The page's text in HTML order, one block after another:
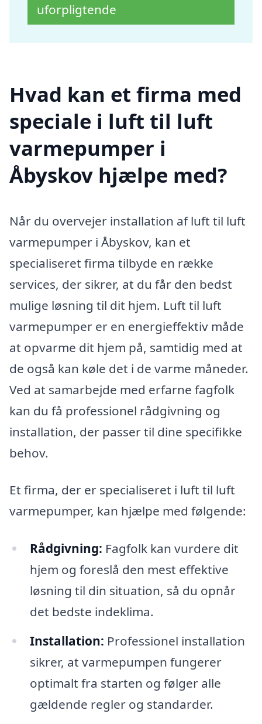
uforpligtende
Hvad kan et firma med
speciale i luft til luft
varmepumper i
Åbyskov hjælpe med?
Når du overvejer installation af luft til luft
varmepumper i Åbyskov, kan et
specialiseret firma tilbyde en række
services, der sikrer, at du får den bedst
mulige løsning til dit hjem. Luft til luft
varmepumper er en energieffektiv måde
at opvarme dit hjem på, samtidig med at
de også kan køle det i de varme måneder.
Ved at samarbejde med erfarne fagfolk
kan du få professionel rådgivning og
installation, der passer til dine specifikke
behov.
Et firma, der er specialiseret i luft til luft
varmepumper, kan hjælpe med følgende:
Rådgivning: Fagfolk kan vurdere dit
hjem og foreslå den mest effektive
løsning til din situation, så du opnår
det bedste indeklima.
Installation: Professionel installation
sikrer, at varmepumpen fungerer
optimalt fra starten og følger alle
gældende regler og standarder.